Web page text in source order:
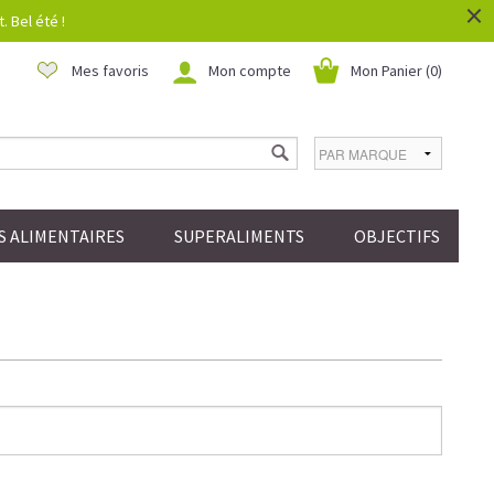
Bel été ! ×
Mon Panier (0)
Mon compte
Mes favoris
ALIMENTAIRES SUPERALIMENTS OBJECTIFS